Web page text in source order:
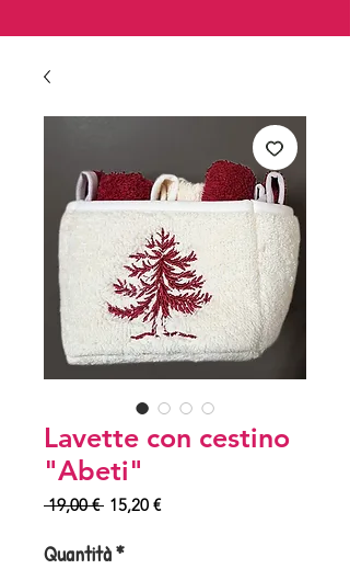
Lavette con cestino
"Abeti"
19,00 € Prezzo
15,20 €Prezzo
Quantità*